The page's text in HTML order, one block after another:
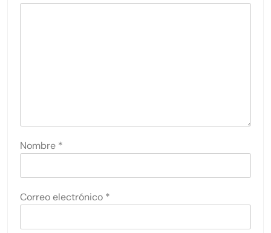
Nombre *
Correo electrónico *